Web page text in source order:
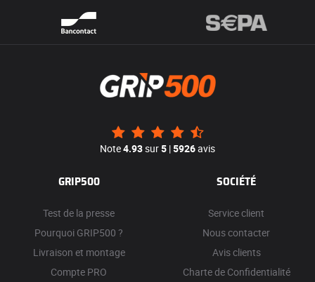
Note4.93sur5 |5926avis
GRIP500
Test de la presse
Pourquoi GRIP500 ?
Livraison et montage
Compte PRO
SOCIÉTÉ
Service client
Nous contacter
Avis clients
Charte de Confidentialité